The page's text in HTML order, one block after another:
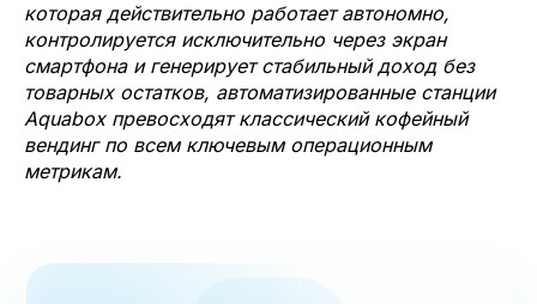
которая действительно работает автономно,
контролируется исключительно через экран
смартфона и генерирует стабильный доход без
товарных остатков, автоматизированные станции
Aquabox превосходят классический кофейный
вендинг по всем ключевым операционным
метрикам.